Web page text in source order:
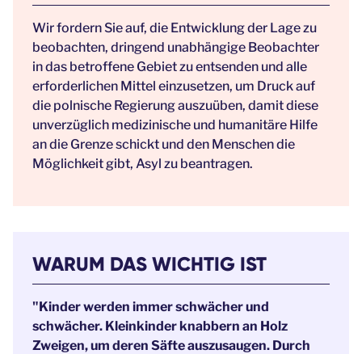
Wir fordern Sie auf, die Entwicklung der Lage zu
beobachten, dringend unabhängige Beobachter
in das betroffene Gebiet zu entsenden und alle
erforderlichen Mittel einzusetzen, um Druck auf
die polnische Regierung auszuüben, damit diese
unverzüglich medizinische und humanitäre Hilfe
an die Grenze schickt und den Menschen die
Möglichkeit gibt, Asyl zu beantragen.
WARUM DAS WICHTIG IST
"Kinder werden immer schwächer und
schwächer. Kleinkinder knabbern an Holz
Zweigen, um deren Säfte auszusaugen. Durch